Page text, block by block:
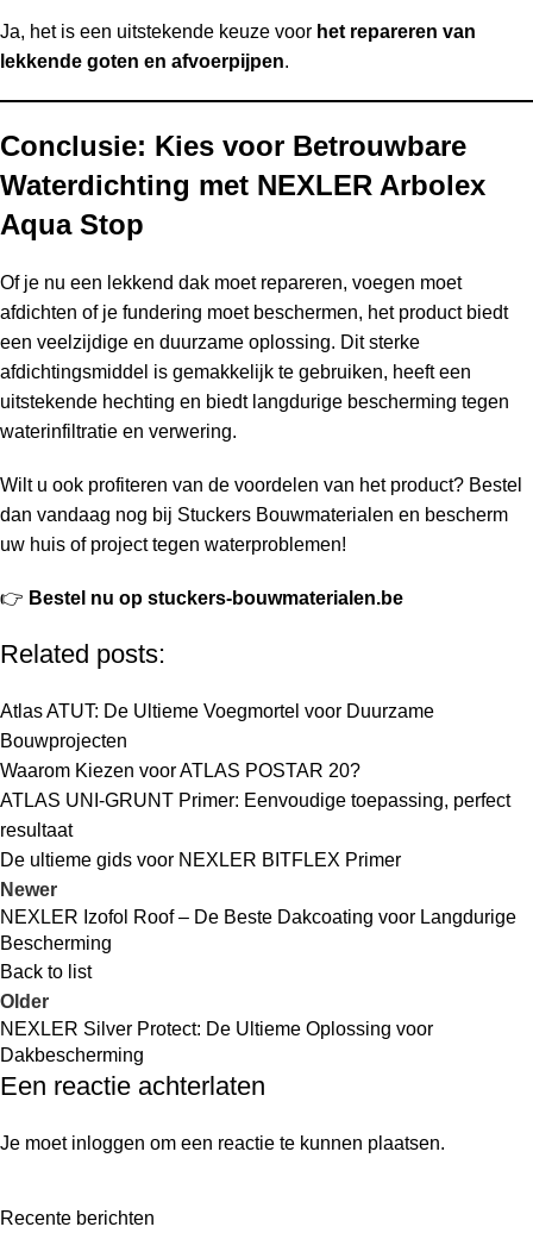
Ja, het is een uitstekende keuze voor het repareren van
lekkende goten en afvoerpijpen.
Conclusie: Kies voor Betrouwbare
Waterdichting met NEXLER Arbolex
Aqua Stop
Of je nu een lekkend dak moet repareren, voegen moet
afdichten of je fundering moet beschermen, het product biedt
een veelzijdige en duurzame oplossing. Dit sterke
afdichtingsmiddel is gemakkelijk te gebruiken, heeft een
uitstekende hechting en biedt langdurige bescherming tegen
waterinfiltratie en verwering.
Wilt u ook profiteren van de voordelen van het product? Bestel
dan vandaag nog bij Stuckers Bouwmaterialen en bescherm
uw huis of project tegen waterproblemen!
👉 Bestel nu op stuckers-bouwmaterialen.be
Related posts:
Atlas ATUT: De Ultieme Voegmortel voor Duurzame
Bouwprojecten
Waarom Kiezen voor ATLAS POSTAR 20?
ATLAS UNI-GRUNT Primer: Eenvoudige toepassing, perfect
resultaat
De ultieme gids voor NEXLER BITFLEX Primer
Newer
NEXLER Izofol Roof – De Beste Dakcoating voor Langdurige
Bescherming
Back to list
Older
NEXLER Silver Protect: De Ultieme Oplossing voor
Dakbescherming
Een reactie achterlaten
Je moet inloggen om een reactie te kunnen plaatsen.
Recente berichten